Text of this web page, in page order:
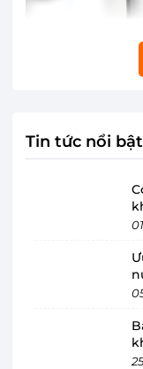
Bình đun siêu
hữu kiểu
Bình đun siêu
dáng hình tròn
không chiếm
Tin tức nổi bật